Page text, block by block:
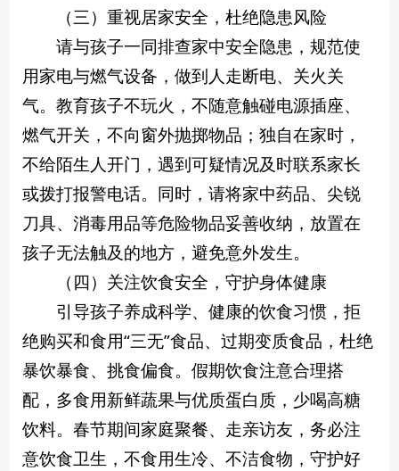
（三）重视居家安全，杜绝隐患风险
请与孩子一同排查家中安全隐患，规范使
用家电与燃气设备，做到人走断电、关火关
气。教育孩子不玩火，不随意触碰电源插座、
燃气开关，不向窗外抛掷物品；独自在家时，
不给陌生人开门，遇到可疑情况及时联系家长
或拨打报警电话。同时，请将家中药品、尖锐
刀具、消毒用品等危险物品妥善收纳，放置在
孩子无法触及的地方，避免意外发生。
（四）关注饮食安全，守护身体健康
引导孩子养成科学、健康的饮食习惯，拒
绝购买和食用“三无”食品、过期变质食品，杜绝
暴饮暴食、挑食偏食。假期饮食注意合理搭
配，多食用新鲜蔬果与优质蛋白质，少喝高糖
饮料。春节期间家庭聚餐、走亲访友，务必注
意饮食卫生，不食用生冷、不洁食物，守护好